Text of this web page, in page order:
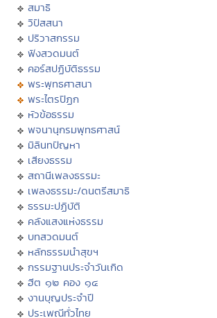
สมาธิ
วิปัสสนา
ปริวาสกรรม
ฟังสวดมนต์
คอร์สปฏิบัติธรรม
พระพุทธศาสนา
พระไตรปิฏก
หัวข้อธรรม
พจนานุกรมพุทธศาสน์
มิลินทปัญหา
เสียงธรรม
สถานีเพลงธรรมะ
เพลงธรรมะ/ดนตรีสมาธิ
ธรรมะปฏิบัติ
คลังแสงแห่งธรรม
บทสวดมนต์
หลักธรรมนำสุขฯ
กรรมฐานประจำวันเกิด
ฮีต ๑๒ คอง ๑๔
งานบุญประจำปี
ประเพณีทั่วไทย